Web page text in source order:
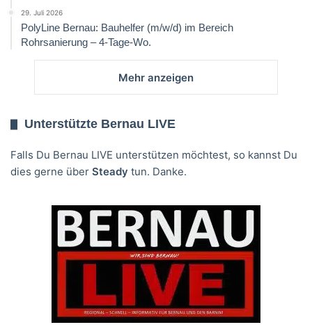
29. Juli 2026
PolyLine Bernau: Bauhelfer (m/w/d) im Bereich
Rohrsanierung – 4-Tage-Wo.
Mehr anzeigen
Unterstützte Bernau LIVE
Falls Du Bernau LIVE unterstützen möchtest, so kannst Du
dies gerne über Steady tun. Danke.